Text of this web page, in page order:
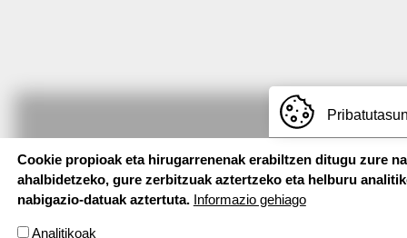
Cookie propioak eta hirugarrenenak erabiltzen ditugu zure
ahalbidetzeko, gure zerbitzuak aztertzeko eta helburu
nabigazio-datuak aztertuta. Informazio gehiago
Analitikoak